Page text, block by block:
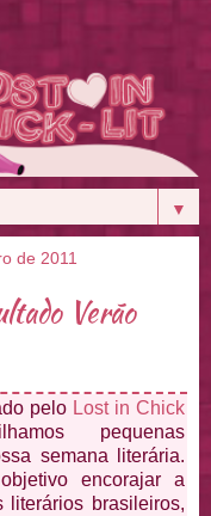
▼
de 2011
Verão
pelo Lost in Chick
pequenas
semana literária.
encorajar a
literários brasileiros,